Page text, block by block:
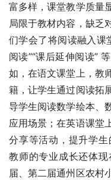
富多样，课堂教学质量
局限于教材内容，缺乏
们学会了将阅读融入课
阅读”“课后延伸阅读”
如，在语文课堂上，教
籍，让学生通过阅读拓
导学生阅读数学绘本、
应用场景；在英语课堂
分享等活动，提升学生
教师的专业成长还体
届、第二届通州区农村